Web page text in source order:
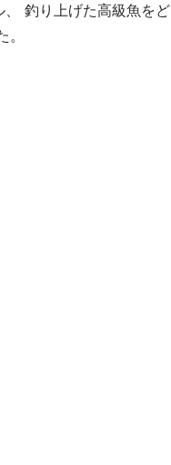
釣り上げた高級魚をど